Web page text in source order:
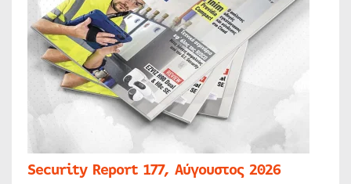
Security Report 177, Αύγουστος 2026